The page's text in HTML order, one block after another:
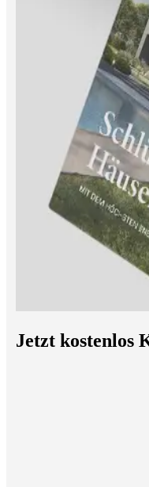
Jetzt kostenlos